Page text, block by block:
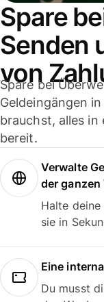
Spare
Senden
von
Spare bei
Geldeingängen
brauchst, alles in
bereit.
Verwalte
der ganzen
Halte deine
sie in
Eine
Du musst